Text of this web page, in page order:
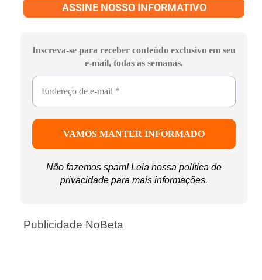
ASSINE NOSSO INFORMATIVO
Inscreva-se para receber conteúdo exclusivo em seu
e-mail, todas as semanas.
Não fazemos spam! Leia nossa política de
privacidade para mais informações.
Publicidade NoBeta